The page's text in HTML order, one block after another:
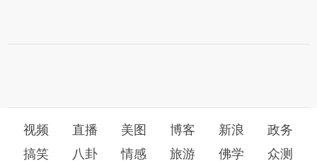
视频 直播 美图 博客 新浪
政务
搞笑
八卦 情感 旅游 佛学 众测